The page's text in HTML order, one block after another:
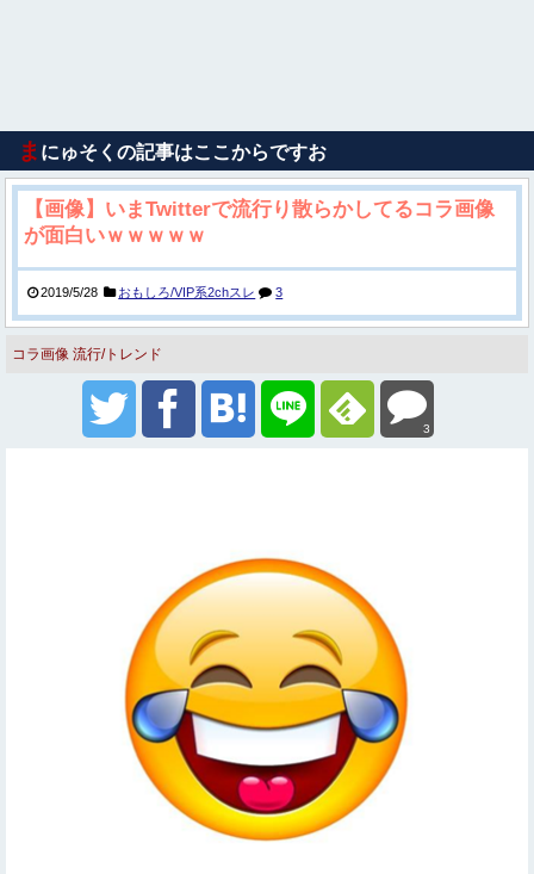
ま にゅそくの記事はここからですお
【画像】いまTwitterで流行り散らかしてるコラ画像
が面白いｗｗｗｗｗ
2019/5/28 おもしろ/VIP系2chスレ 3
コラ画像 流行/トレンド
3